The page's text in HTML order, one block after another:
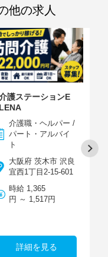
他の求人
護ステーションE
LENA
介護職・ヘルパー /
パート・アルバイ
ト
大阪府 茨木市 沢良
宜西1丁目2-15-601
時給 1,365
円 ～ 1,517円
詳細を見る